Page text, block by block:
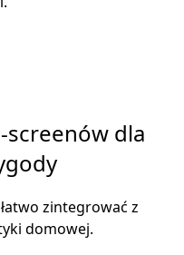
screenów dla
zintegrować z
domowej.